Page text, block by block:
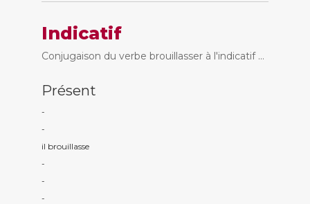
Indicatif
Conjugaison du verbe brouillasser à l'indicatif ...
Présent
-
-
il brouillasse
-
-
-